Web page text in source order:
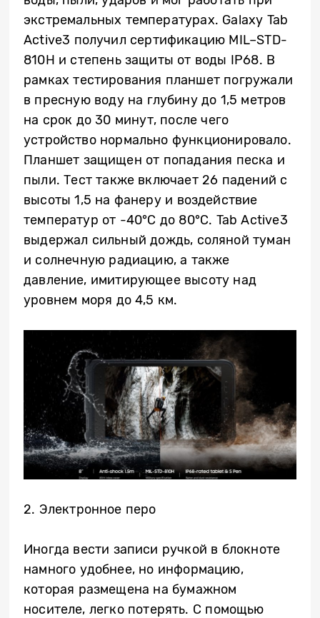
экстремальных температурах. Galaxy Tab
Active3 получил сертификацию MIL–STD-
810H и степень защиты от воды IP68. В
рамках тестирования планшет погружали
в пресную воду на глубину до 1,5 метров
на срок до 30 минут, после чего
устройство нормально функционировало.
Планшет защищен от попадания песка и
пыли. Тест также включает 26 падений с
высоты 1,5 на фанеру и воздействие
температур от -40°C до 80°C. Tab Active3
выдержал сильный дождь, соляной туман
и солнечную радиацию, а также
давление, имитирующее высоту над
уровнем моря до 4,5 км.
2. Электронное перо
Иногда вести записи ручкой в блокноте
намного удобнее, но информацию,
которая размещена на бумажном
носителе, легко потерять. С помощью